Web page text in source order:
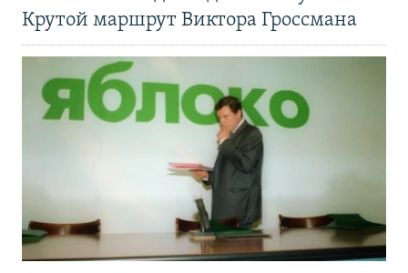
Крутой маршрут Виктора Гроссмана